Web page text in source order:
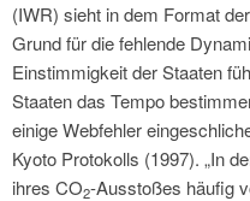
(IWR) sieht in dem Format
Grund für die fehlende
Einstimmigkeit der Staaten
Staaten das Tempo
einige Webfehler
Kyoto Protokolls (1997). „In
ihres CO2-Ausstoßes häufig